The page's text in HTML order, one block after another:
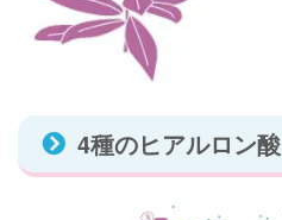
4種のヒアルロン酸